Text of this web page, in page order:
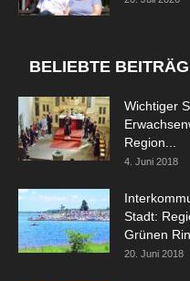
BELIEBTE
Wichtiger
Region...
4. Juni 2018
Stadt:
Grünen
20. Juni 2018